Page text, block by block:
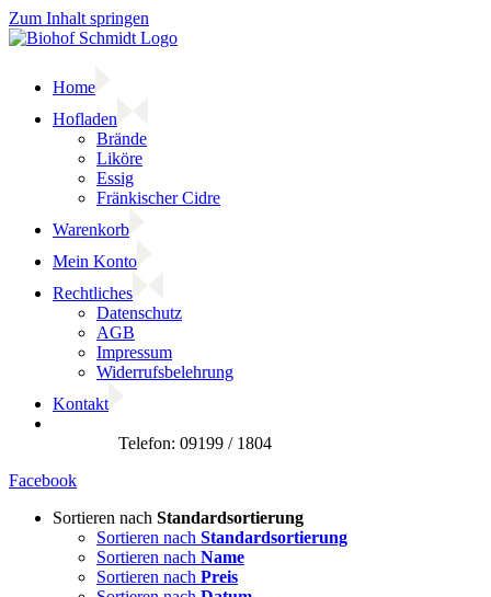
Zum Inhalt springen
Home
Hofladen
Brände
Liköre
Essig
Fränkischer Cidre
Warenkorb
Mein Konto
Rechtliches
Datenschutz
AGB
Impressum
Widerrufsbelehrung
Kontakt
Facebook
Sortieren nach Standardsortierung
Sortieren nach Standardsortierung
Sortieren nach Name
Sortieren nach Preis